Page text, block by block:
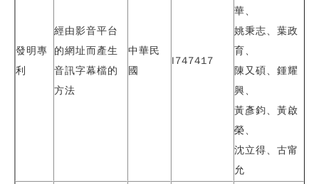
發明專
利
經由影音平台
的網址而產生
音訊字幕檔的
方法
中華民
國
I747417
華、
姚秉志、 葉政
育、
陳又碩、鍾耀
興、
黃彥鈞、黃啟
榮、
沈立得、古甯
允